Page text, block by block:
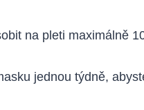
na pleti maximálně
jednou týdně,